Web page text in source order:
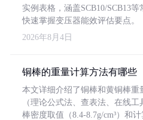
实例表格，涵盖SCB10/SCB13
快速掌握变压器能效评估要点。
2026年8月4日
铜棒的重量计算方法有哪些
本文详细介绍了铜棒和黄铜棒重
（理论公式法、查表法、在线
棒密度取值（8.4-8.7g/cm³）和